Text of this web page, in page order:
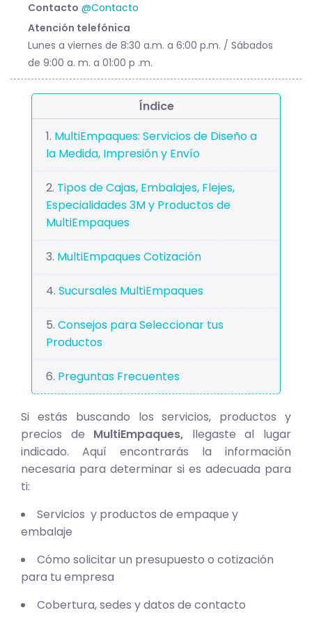
Contacto @Contacto
Atención telefónica
Lunes a viernes de 8:30 a.m. a 6:00 p.m. / Sábados
de 9:00 a. m. a 01:00 p .m.
Índice
MultiEmpaques: Servicios de Diseño a
la Medida, Impresión y Envío
Tipos de Cajas, Embalajes, Flejes,
Especialidades 3M y Productos de
MultiEmpaques
MultiEmpaques Cotización
Sucursales MultiEmpaques
Consejos para Seleccionar tus
Productos
Preguntas Frecuentes
Si estás buscando los servicios, productos y
precios de MultiEmpaques, llegaste al lugar
indicado. Aquí encontrarás la información
necesaria para determinar si es adecuada para
ti:
Servicios y productos de empaque y
embalaje
Cómo solicitar un presupuesto o cotización
para tu empresa
Cobertura, sedes y datos de contacto